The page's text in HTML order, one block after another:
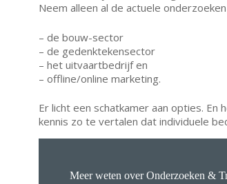
Neem alleen al de actuele
– de bouw-sector
– de gedenktekensector
– het uitvaartbedrijf en
– offline/online marketing.
Er licht een schatkamer aan opties.
kennis zo te vertalen dat individuele
Meer weten over Onderzoeken &